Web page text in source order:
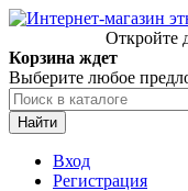
Откройте
Корзина ждет
Выберите любое
Найти
Вход
Регистрация